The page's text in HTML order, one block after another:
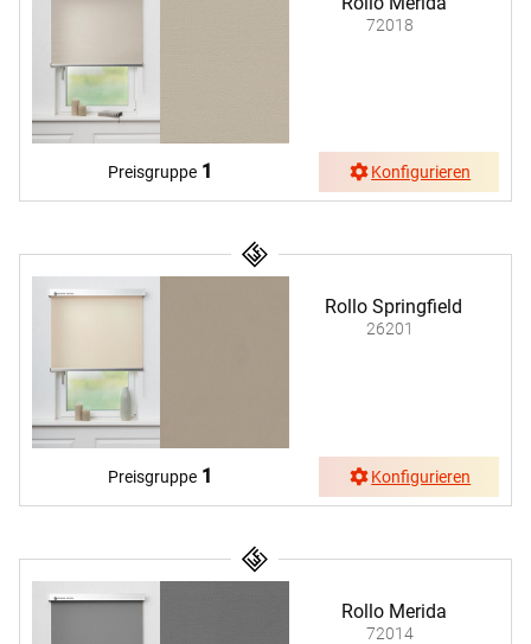
72018
Preisgruppe 1 Konfigurieren
Rollo Springfield
26201
Preisgruppe 1 Konfigurieren
Rollo Merida
72014